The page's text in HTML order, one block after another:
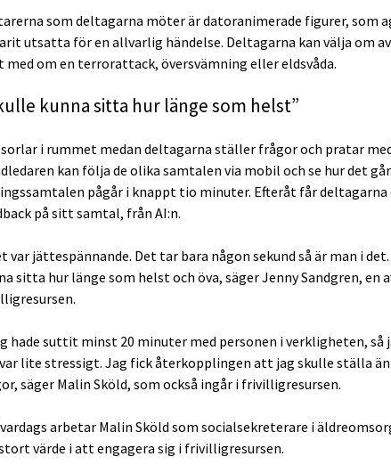
som deltagarna möter är datoranimerade figurer, som
utsatta för en allvarlig händelse. Deltagarna kan välja om
med om en terrorattack, översvämning eller eldsvåda.
kunna sitta hur länge som helst”
i rummet medan deltagarna ställer frågor och pratar
kan följa de olika samtalen via mobil och se hur det går.
pågår i knappt tio minuter. Efteråt får
på sitt samtal, från AI:n.
var jättespännande. Det tar bara någon sekund så är man i
sitta hur länge som helst och öva, säger Jenny Sandgren, en
hade suttit minst 20 minuter med personen i verkligheten,
lite stressigt. Jag fick återkopplingen att jag skulle ställa
säger Malin Sköld, som också ingår i frivilligresursen.
arbetar Malin Sköld som socialsekreterare i
värde i att engagera sig i frivilligresursen.